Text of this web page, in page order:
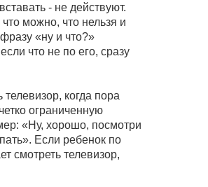
- не действуют.
что можно, что нельзя и
«ну и что?»
что не по его, сразу
когда пора
ограниченную
«Ну, хорошо, посмотри
Если ребенок по
смотреть телевизор,